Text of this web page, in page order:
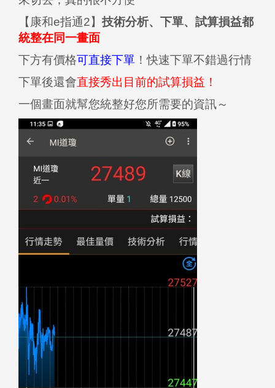
【康和e指通2】 技術分析、下單、試算損益都
統整在同一畫面
下方有價格可直接下單 ！快速下單不錯過行情
下單後還會直接秀出目前的試算損益！
一個畫面就幫您統整好您所需要的資訊～